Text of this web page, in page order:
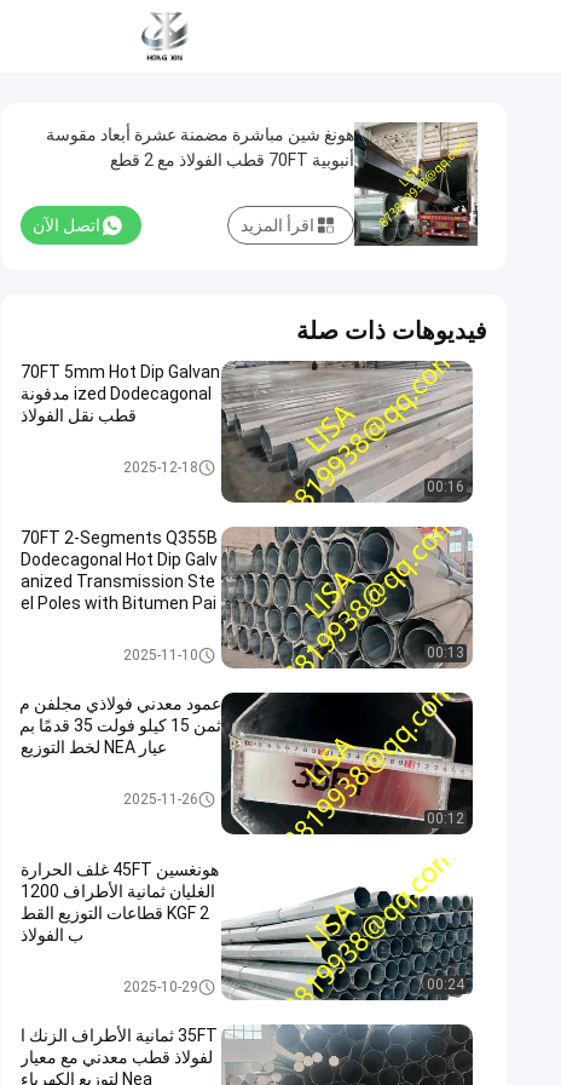
هونغ شين مباشرة مضمنة عشرة أبعاد مقوسة
أنبوبية 70FT قطب الفولاذ مع 2 قطع
اتصل الآن اقرأ المزيد
فيديوهات ذات صلة
00:16
70FT 5mm Hot Dip Galvan
ized Dodecagonal مدفونة
قطب نقل الفولاذ
قطب فولاذي للنقل2025-12-18
00:13
70FT 2-Segments Q355B
Dodecagonal Hot Dip Galv
anized Transmission Ste
el Poles with Bitumen Pai
قطب فولاذي للنقل2025-11-10
00:12
عمود معدني فولاذي مجلفن م
ثمن 15 كيلو فولت 35 قدمًا بم
عيار NEA لخط التوزيع
القطب فائدة معدنية2025-11-26
00:24
هونغسين 45FT غلف الحرارة
الغليان ثمانية الأطراف 1200
KGF 2 قطاعات التوزيع القط
ب الفولاذ
توزيع القطب الصلب2025-10-29
35FT ثمانية الأطراف الزنك ا
لفولاذ قطب معدني مع معيار
Nea لتوزيع الكهرباء